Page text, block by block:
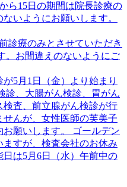
ら15日の期間は院長診療の
いようにお願いします。
診療のみとさせていただき
。お間違えのないようにご
5月1日（金）より始まり
診、大腸がん検診、胃がん
検査、前立腺がん検診が行
んが、女性医師の芙美子
願いします。 ゴールデン
すが、検査会社のお休み
は5月6日（水）午前中の